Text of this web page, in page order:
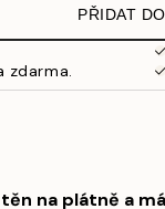
PŘIDAT
zdarma.
na plátně a